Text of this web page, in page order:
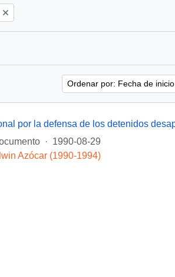
Ordenar por: Fecha de inicio
· 1990-08-29
Azócar (1990-1994)